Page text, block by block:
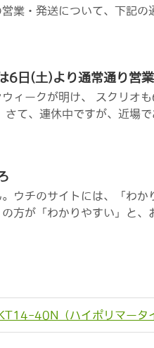
業・発送について、下記の
6日(土)より通常通り営
ウィークが明け、 スクリオ
さて、連休中ですが、近場
ウチのサイトには、「わか
方が「わかりやすい」と、
40N（ハイポリマータ